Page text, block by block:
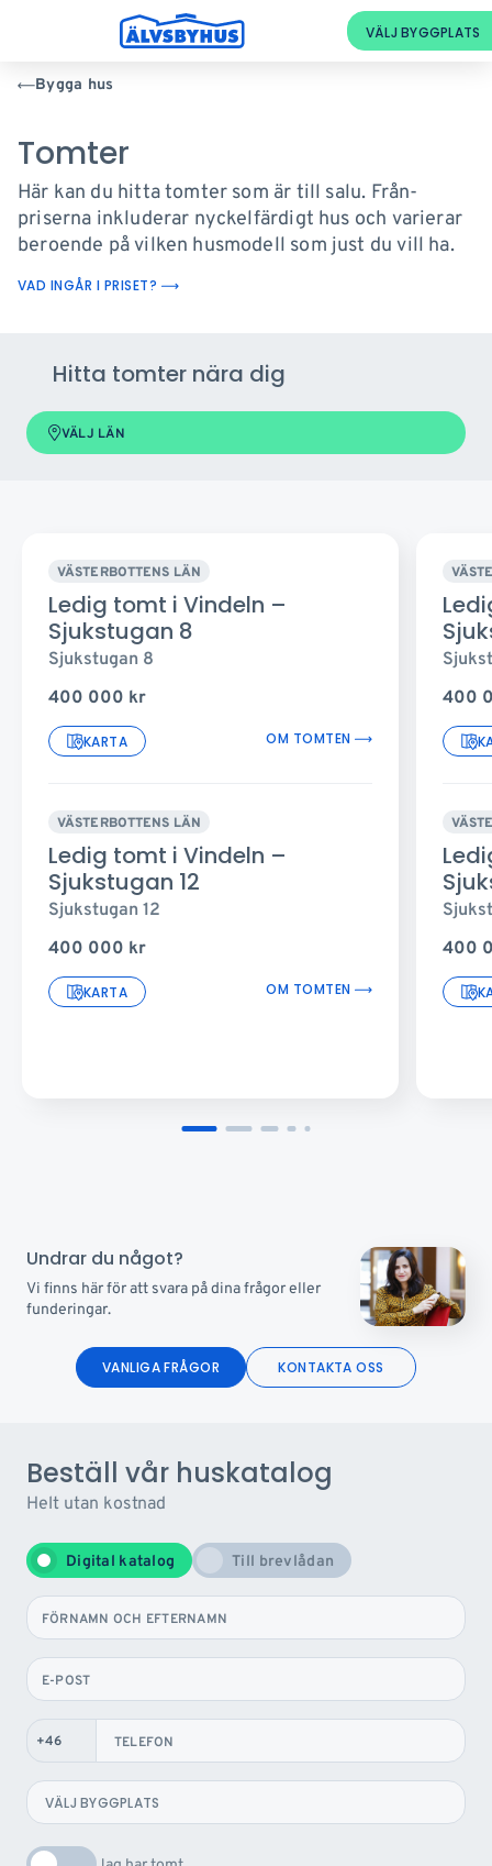
Bygga hus
Tomter
Här kan du hitta tomter som är till salu. Från-
priserna inkluderar nyckelfärdigt hus och varierar
beroende på vilken husmodell som just du vill ha.
VAD INGÅR I PRISET?
Hitta tomter nära dig
VÄLJ LÄN
VÄSTERBOTTENS LÄN
Ledig tomt i Vindeln –
Sjukstugan 8
Sjukstugan 8
400 000 kr
KARTA OM TOMTEN
VÄSTERBOTTENS LÄN
Ledig tomt i Vindeln –
Sjukstugan 12
Sjukstugan 12
400 000 kr
KARTA OM TOMTEN
400
400
Undrar du något?
Vi finns här för att svara på dina frågor eller
funderingar.
VANLIGA FRÅGOR KONTAKTA OSS
Beställ vår huskatalog
Helt utan kostnad
Digital katalog Till brevlådan
FÖRNAMN OCH EFTERNAMN
E-POST
TELEFON